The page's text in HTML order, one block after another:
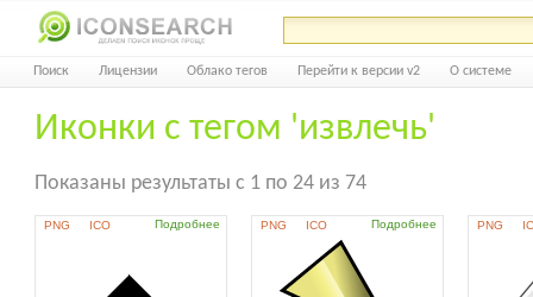
Поиск Лицензии Облако тегов Перейти к версии v2 О системе
Иконки с тегом 'извлечь'
Показаны результаты с 1 по 24 из 74
PNG ICO Подробнее PNG ICO Подробнее PNG